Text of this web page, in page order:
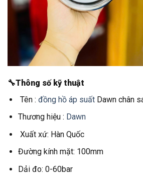
🔧Thông số kỹ thuật
Tên : đồng hồ áp suấtDawn chân
Thương hiệu : Dawn
Xuất xứ: Hàn Quốc
Đường kính mặt: 100mm
Dải đo: 0-60bar